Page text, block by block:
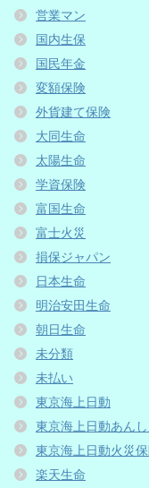
営業マン
国内生保
国民年金
変額保険
外貨建て保険
大同生命
太陽生命
学資保険
富国生命
富士火災
損保ジャパン
日本生命
明治安田生命
朝日生命
未分類
未払い
東京海上日動
東京海上日動あん
東京海上日動火災
楽天生命